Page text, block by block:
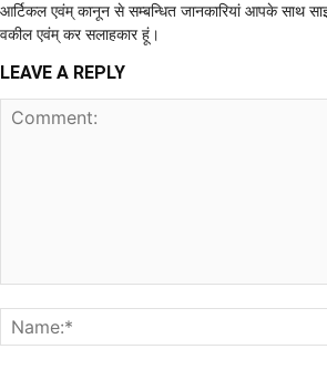
आर्टिकल एवंम् कानून से सम्बन्धित जानकारियां आपके साथ
वकील एवंम् कर सलाहकार हूं।
LEAVE A REPLY